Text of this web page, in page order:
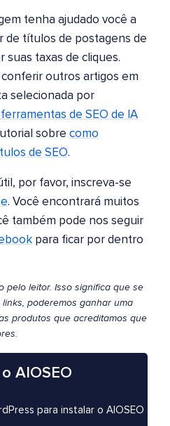
tenha ajudado você a
de títulos de postagens de
suas taxas de cliques.
outros artigos em
selecionada por
de SEO de IA
sobre como
de SEO.
por favor, inscreva-se
. Você encontrará muitos
também pode nos seguir
para ficar por dentro
pelo leitor. Isso significa que se
poderemos ganhar uma
produtos que acreditamos que
AIOSEO
para instalar o AIOSEO